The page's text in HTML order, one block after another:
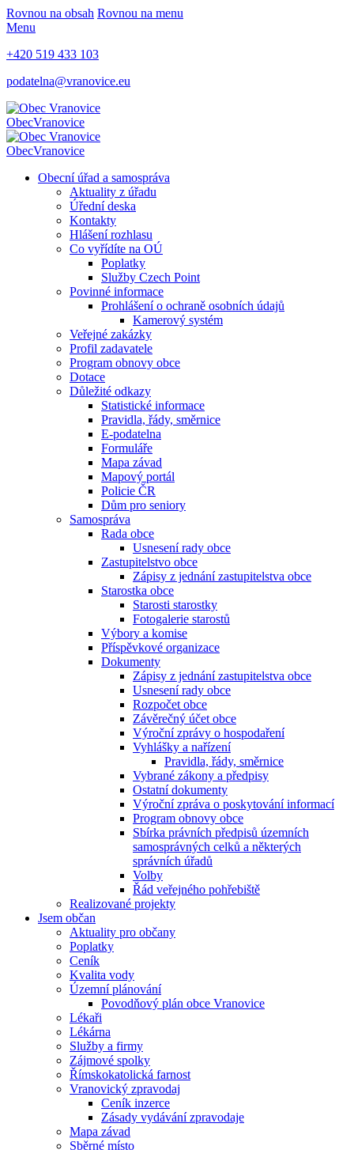
Rovnou na obsah Rovnou na menu
Menu
+420 519 433 103
podatelna@vranovice.eu
ObecVranovice
ObecVranovice
Obecní úřad a samospráva
Aktuality z úřadu
Úřední deska
Kontakty
Hlášení rozhlasu
Co vyřídíte na OÚ
Poplatky
Služby Czech Point
Povinné informace
Prohlášení o ochraně osobních údajů
Kamerový systém
Veřejné zakázky
Profil zadavatele
Program obnovy obce
Dotace
Důležité odkazy
Statistické informace
Pravidla, řády, směrnice
E-podatelna
Formuláře
Mapa závad
Mapový portál
Policie ČR
Dům pro seniory
Samospráva
Rada obce
Usnesení rady obce
Zastupitelstvo obce
Zápisy z jednání zastupitelstva obce
Starostka obce
Starosti starostky
Fotogalerie starostů
Výbory a komise
Příspěvkové organizace
Dokumenty
Zápisy z jednání zastupitelstva obce
Usnesení rady obce
Rozpočet obce
Závěrečný účet obce
Výroční zprávy o hospodaření
Vyhlášky a nařízení
Pravidla, řády, směrnice
Vybrané zákony a předpisy
Ostatní dokumenty
Výroční zpráva o poskytování informací
Program obnovy obce
Sbírka právních předpisů územních
samosprávných celků a některých
správních úřadů
Volby
Řád veřejného pohřebiště
Realizované projekty
Jsem občan
Aktuality pro občany
Poplatky
Ceník
Kvalita vody
Územní plánování
Povodňový plán obce Vranovice
Lékaři
Lékárna
Služby a firmy
Zájmové spolky
Římskokatolická farnost
Vranovický zpravodaj
Ceník inzerce
Zásady vydávání zpravodaje
Mapa závad
Sběrné místo